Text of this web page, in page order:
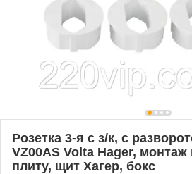
Розетка 3-я с з/к, с
VZ00AS Volta Hager, монтаж
плиту, щит Хагер, бокс